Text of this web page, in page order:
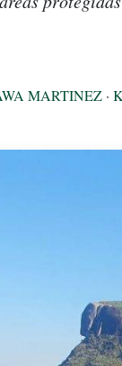
MARTINEZ ·